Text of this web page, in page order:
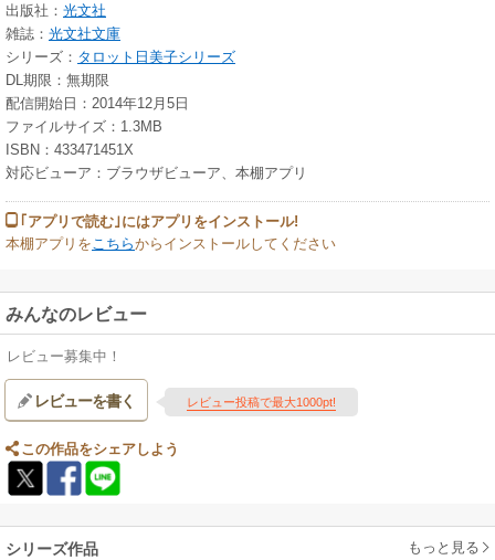
出版社： 光文社
雑誌： 光文社文庫
シリーズ： タロット日美子シリーズ
DL期限：無期限
配信開始日：2014年12月5日
ファイルサイズ：1.3MB
ISBN：433471451X
対応ビューア：ブラウザビューア、本棚アプリ
｢アプリで読む｣にはアプリをインストール!
本棚アプリを こちらからインストールしてください
みんなのレビュー
レビュー募集中！
レビューを書く レビュー投稿で最大1000pt!
この作品をシェアしよう
シリーズ作品 もっと見る